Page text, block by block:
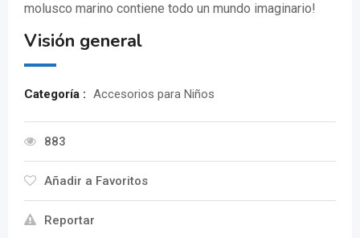
molusco marino contiene todo un mundo imaginario!
Visión general
Categoría : Accesorios para Niños
883
Añadir a Favoritos
Reportar